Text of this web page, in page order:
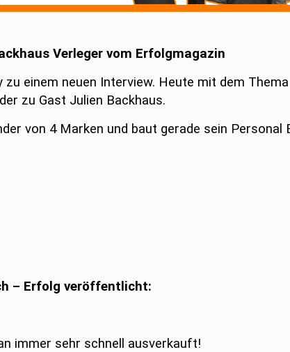
Verleger vom Erfolgmagazin
einem neuen Interview. Heute mit dem Thema
zu Gast Julien Backhaus.
von 4 Marken und baut gerade sein Personal
– Erfolg veröffentlicht:
immer sehr schnell ausverkauft!